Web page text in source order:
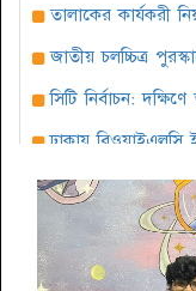
তালাকের কার্যকরী
জাতীয় চলচ্চিত্র
সিটি নির্বাচন:
ঢাকায় বিওয়াইএলসি
সারাবেলা সেরা
বৈশাখ উপলক্ষে
দক্ষিণবঙ্গ আয়কর